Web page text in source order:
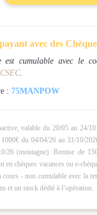
avec des
est cumulable avec le
.
: 75MANPOW
valable du 20/05 au 24/
du 04/04/26 au 31/10/
26 (montagne). Remise de
en chèques vacances ou e-
cours - non cumulable avec la
et un stock dédié à l’opération.